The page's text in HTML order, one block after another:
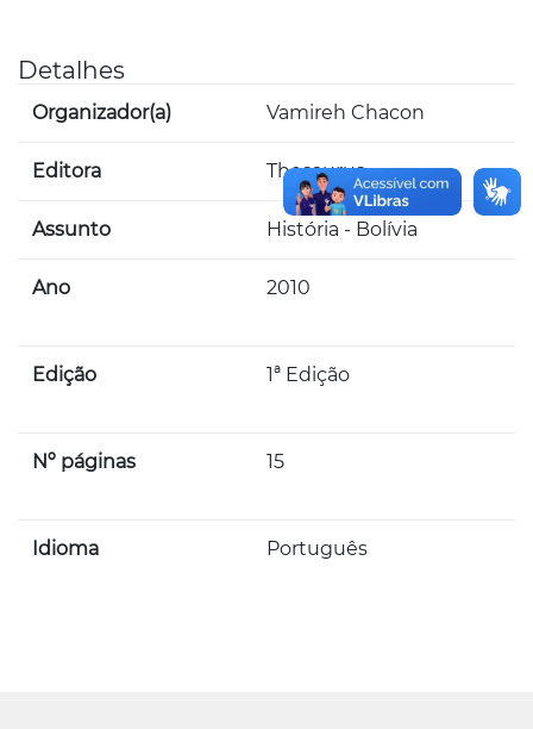
Detalhes
Organizador(a) Vamireh Chacon
Editora Thesaurus
Assunto História - Bolívia
Ano 2010
Edição 1ª Edição
Nº páginas 15
Idioma Português